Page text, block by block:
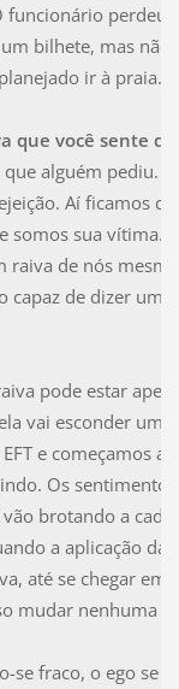
funcionário
bilhete, mas não
ir à praia.
que você sente
alguém pediu.
Aí ficamos
somos sua vítima.
raiva de nós
de dizer um
pode estar
vai esconder
e começamos a
Os
brotando a
a aplicação da
até se chegar em
mudar nenhuma
se fraco, o ego se